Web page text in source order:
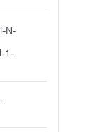
N-
1-